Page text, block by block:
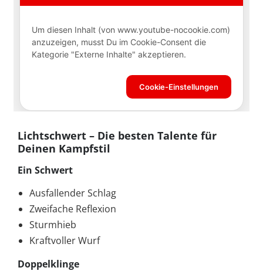
Lichtschwert – Die besten Talente für
Deinen Kampfstil
Ein Schwert
Ausfallender Schlag
Zweifache Reflexion
Sturmhieb
Kraftvoller Wurf
Doppelklinge